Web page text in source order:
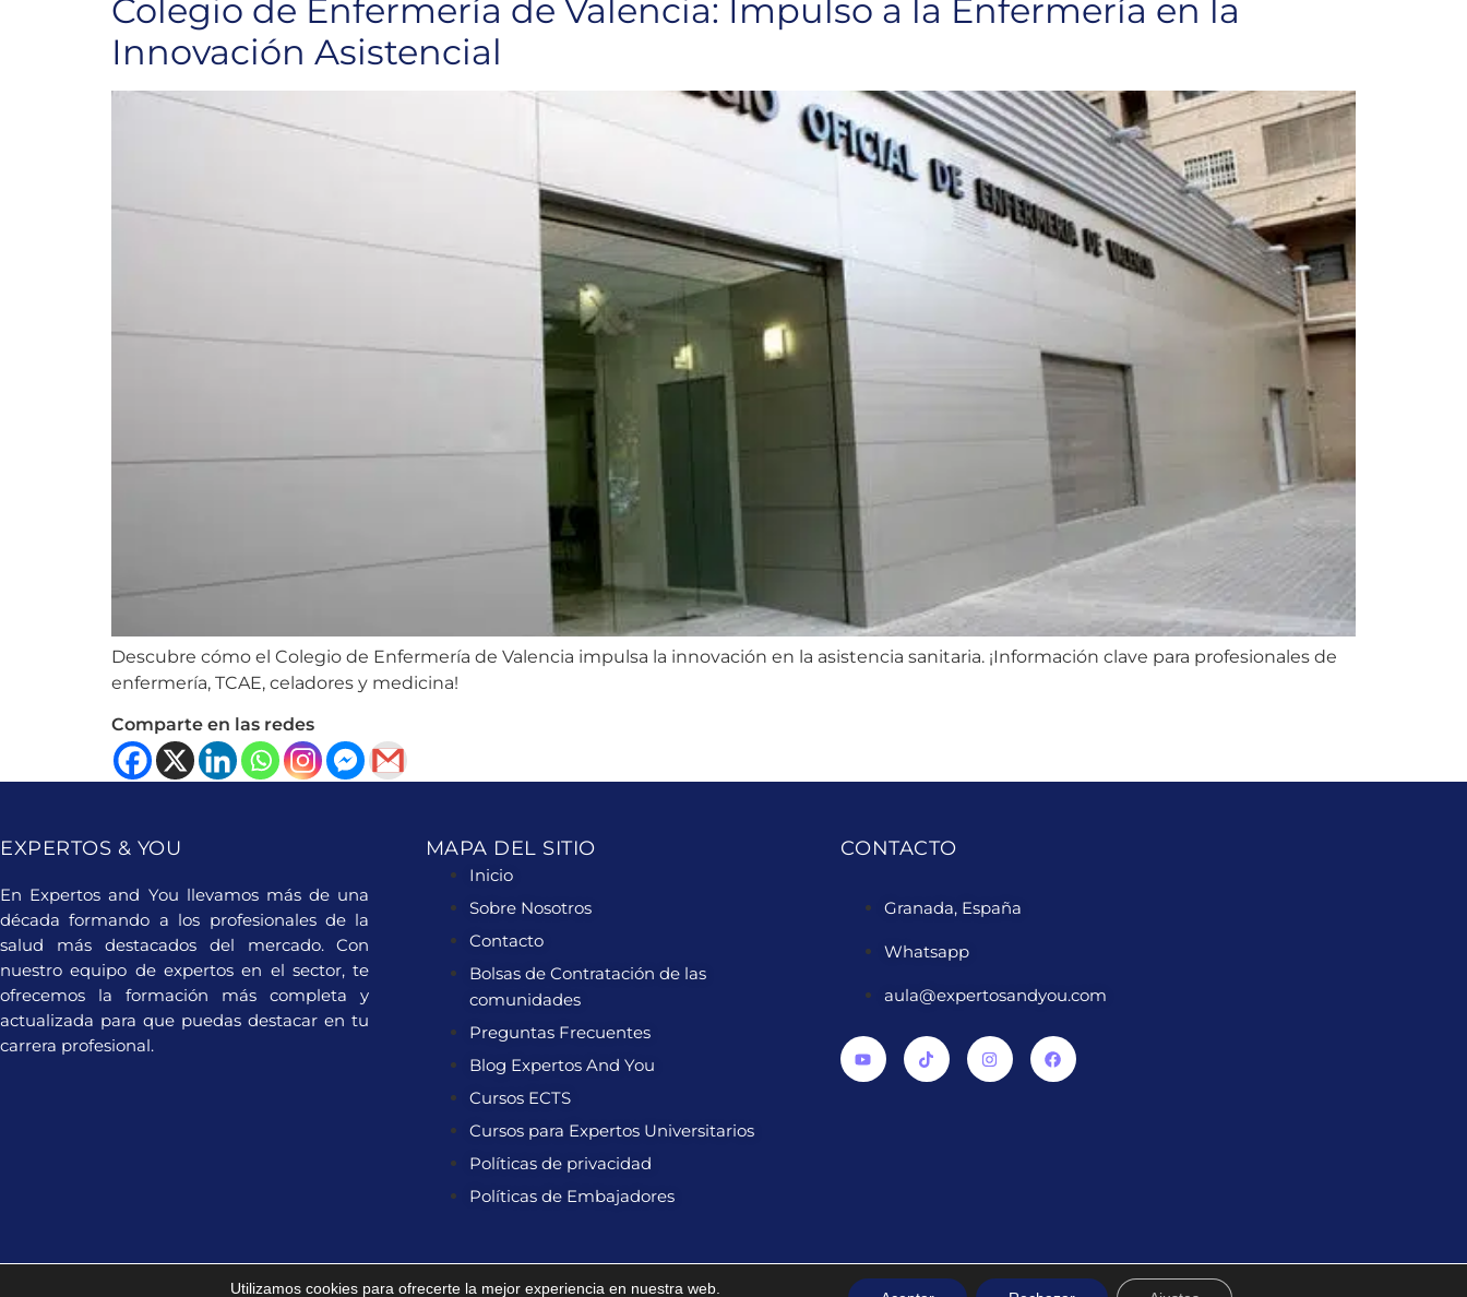
Colegio de Enfermería de Valencia: Impulso a la Enfermería en la
Innovación Asistencial
Descubre cómo el Colegio de Enfermería de Valencia impulsa la innovación en la asistencia sanitaria. ¡Información clave para profesionales de
enfermería, TCAE, celadores y medicina!
Comparte en las redes
EXPERTOS & YOU
En Expertos and You llevamos más de una
década formando a los profesionales de la
salud más destacados del mercado. Con
nuestro equipo de expertos en el sector, te
ofrecemos la formación más completa y
actualizada para que puedas destacar en tu
carrera profesional.
MAPA DEL SITIO
Inicio
Sobre Nosotros
Contacto
Bolsas de Contratación de las
comunidades
Preguntas Frecuentes
Blog Expertos And You
Cursos ECTS
Cursos para Expertos Universitarios
Políticas de privacidad
Políticas de Embajadores
CONTACTO
Granada, España
Whatsapp
aula@expertosandyou.com
Utilizamos cookies para ofrecerte la mejor experiencia en nuestra web.